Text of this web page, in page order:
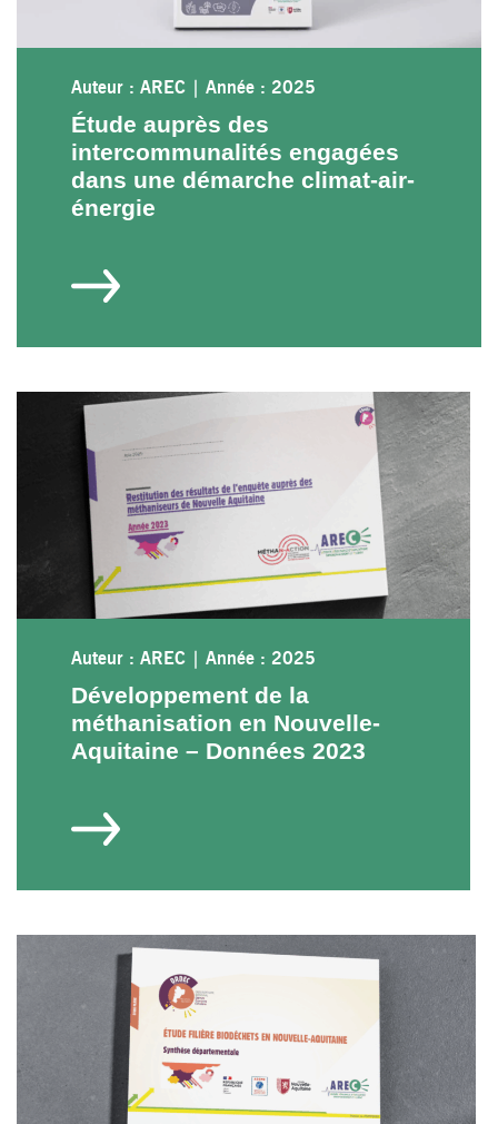
Auteur : AREC | Année : 2025
Étude auprès des
intercommunalités engagées
dans une démarche climat-air-
énergie
Auteur : AREC | Année : 2025
Développement de la
méthanisation en Nouvelle-
Aquitaine – Données 2023